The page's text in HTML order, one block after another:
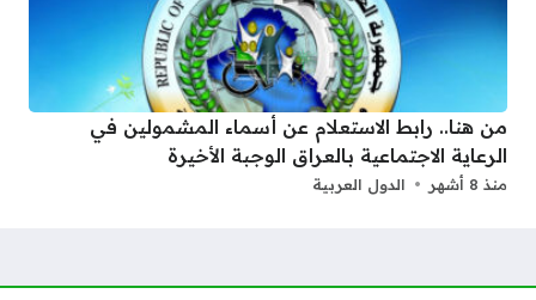
من هنا.. رابط الاستعلام عن أسماء المشمولين في
الرعاية الاجتماعية بالعراق الوجبة الأخيرة
منذ 8 أشهر الدول العربية